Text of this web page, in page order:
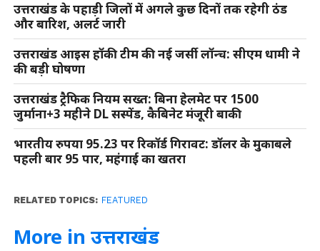
उत्तराखंड के पहाड़ी जिलों में अगले कुछ दिनों तक रहेगी ठंड
और बारिश, अलर्ट जारी
उत्तराखंड आइस हॉकी टीम की नई जर्सी लॉन्च: सीएम धामी ने
की बड़ी घोषणा
उत्तराखंड ट्रैफिक नियम सख्त: बिना हेलमेट पर 1500
जुर्माना+3 महीने DL सस्पेंड, कैबिनेट मंजूरी बाकी
भारतीय रुपया 95.23 पर रिकॉर्ड गिरावट: डॉलर के मुकाबले
पहली बार 95 पार, महंगाई का खतरा
RELATED TOPICS: FEATURED
More in उत्तराखंड